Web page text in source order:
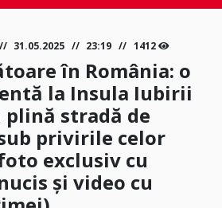
31.05.2025 23:19 1412
în România: o
la Insula Iubirii
stradă de
privirile celor
exclusiv cu
și video cu